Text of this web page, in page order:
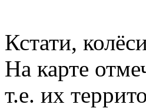
Кстати,
На карте
т.е. их